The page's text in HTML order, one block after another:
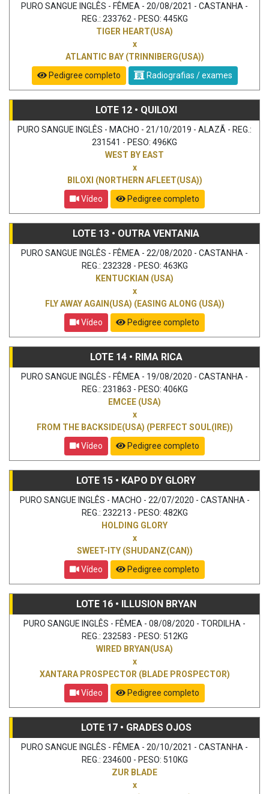
PURO SANGUE INGLÊS - FÊMEA - 20/08/2021 - CASTANHA -
REG.: 233762 - PESO: 445KG
TIGER HEART(USA)
x
ATLANTIC BAY (TRINNIBERG(USA))
Pedigree completo
Radiografias / exames
LOTE 12 • QUILOXI
PURO SANGUE INGLÊS - MACHO - 21/10/2019 - ALAZÃ - REG.:
231541 - PESO: 496KG
WEST BY EAST
x
BILOXI (NORTHERN AFLEET(USA))
Vídeo
Pedigree completo
LOTE 13 • OUTRA VENTANIA
PURO SANGUE INGLÊS - FÊMEA - 22/08/2020 - CASTANHA -
REG.: 232328 - PESO: 463KG
KENTUCKIAN (USA)
x
FLY AWAY AGAIN(USA) (EASING ALONG (USA))
Vídeo
Pedigree completo
LOTE 14 • RIMA RICA
PURO SANGUE INGLÊS - FÊMEA - 19/08/2020 - CASTANHA -
REG.: 231863 - PESO: 406KG
EMCEE (USA)
x
FROM THE BACKSIDE(USA) (PERFECT SOUL(IRE))
Vídeo
Pedigree completo
LOTE 15 • KAPO DY GLORY
PURO SANGUE INGLÊS - MACHO - 22/07/2020 - CASTANHA -
REG.: 232213 - PESO: 482KG
HOLDING GLORY
x
SWEET-ITY (SHUDANZ(CAN))
Vídeo
Pedigree completo
LOTE 16 • ILLUSION BRYAN
PURO SANGUE INGLÊS - FÊMEA - 08/08/2020 - TORDILHA -
REG.: 232583 - PESO: 512KG
WIRED BRYAN(USA)
x
XANTARA PROSPECTOR (BLADE PROSPECTOR)
Vídeo
Pedigree completo
LOTE 17 • GRADES OJOS
PURO SANGUE INGLÊS - FÊMEA - 20/10/2021 - CASTANHA -
REG.: 234600 - PESO: 510KG
ZUR BLADE
x